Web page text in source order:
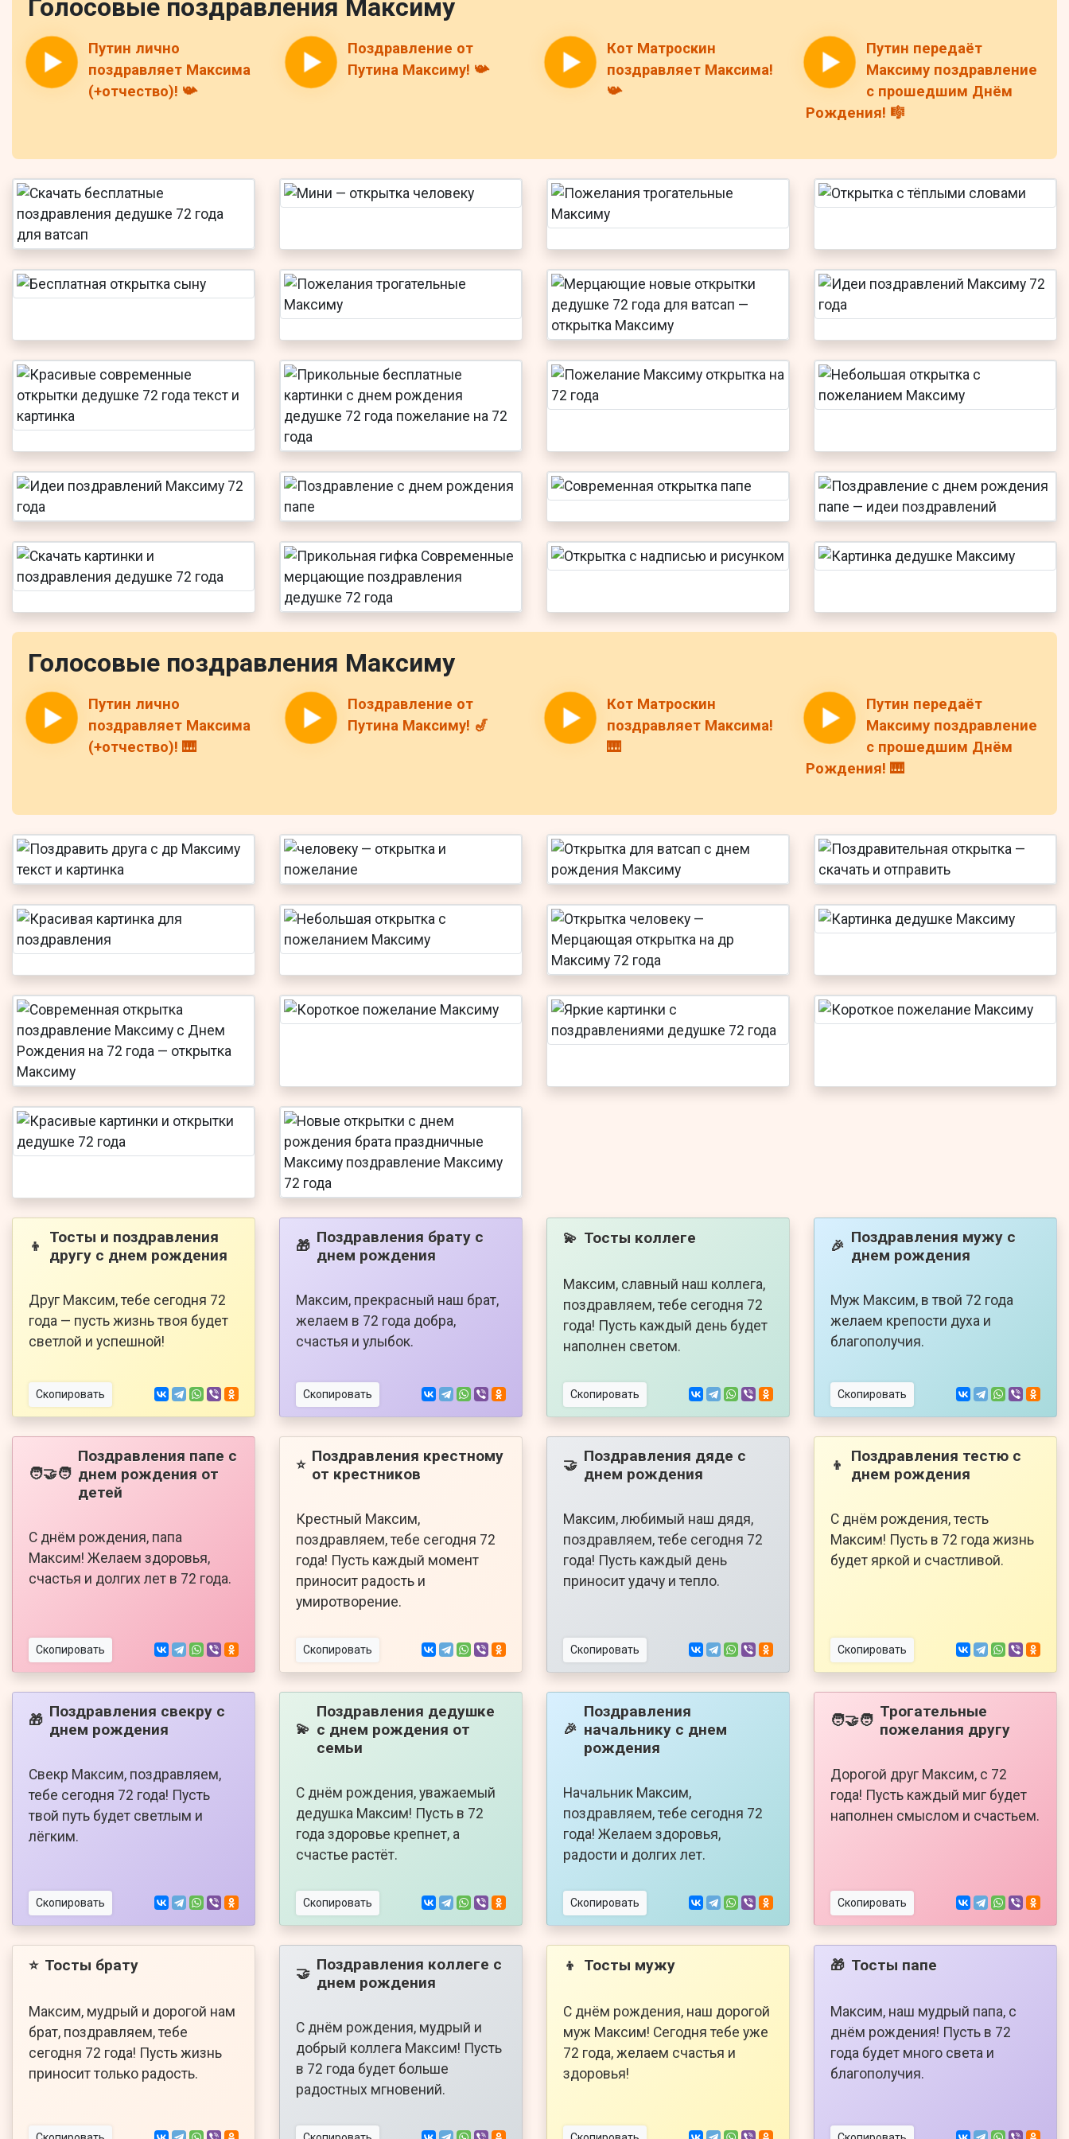
Голосовые поздравления Максиму
Путин лично
поздравляет Максима
(+отчество)! 📯
Поздравление от
Путина Максиму! 📯
Кот Матроскин
поздравляет Максима!
📯
Путин передаёт
Максиму поздравление
с прошедшим Днём
Рождения! 🎼
Голосовые поздравления Максиму
Путин лично
поздравляет Максима
(+отчество)! 🎹
Поздравление от
Путина Максиму! 🎷
Кот Матроскин
поздравляет Максима!
🎹
Путин передаёт
Максиму поздравление
с прошедшим Днём
Рождения! 🎹
👦
Тосты и поздравления
другу с днем рождения
Друг Максим, тебе сегодня 72
года — пусть жизнь твоя будет
светлой и успешной!
Скопировать
🎁 Поздравления брату с
днем рождения
Максим, прекрасный наш брат,
желаем в 72 года добра,
счастья и улыбок.
Скопировать
💫 Тосты коллеге
Максим, славный наш коллега,
поздравляем, тебе сегодня 72
года! Пусть каждый день будет
наполнен светом.
Скопировать
🎉 Поздравления мужу с
днем рождения
Муж Максим, в твой 72 года
желаем крепости духа и
благополучия.
Скопировать
🧑‍🤝‍🧑
Поздравления папе с
днем рождения от
детей
С днём рождения, папа
Максим! Желаем здоровья,
счастья и долгих лет в 72 года.
Скопировать
⭐ Поздравления крестному
от крестников
Крестный Максим,
поздравляем, тебе сегодня 72
года! Пусть каждый момент
приносит радость и
умиротворение.
Скопировать
🤝 Поздравления дяде с
днем рождения
Максим, любимый наш дядя,
поздравляем, тебе сегодня 72
года! Пусть каждый день
приносит удачу и тепло.
Скопировать
👦
Поздравления тестю с
днем рождения
С днём рождения, тесть
Максим! Пусть в 72 года жизнь
будет яркой и счастливой.
Скопировать
🎁 Поздравления свекру с
днем рождения
Свекр Максим, поздравляем,
тебе сегодня 72 года! Пусть
твой путь будет светлым и
лёгким.
Скопировать
💫
Поздравления дедушке
с днем рождения от
семьи
С днём рождения, уважаемый
дедушка Максим! Пусть в 72
года здоровье крепнет, а
счастье растёт.
Скопировать
🎉
Поздравления
начальнику с днем
рождения
Начальник Максим,
поздравляем, тебе сегодня 72
года! Желаем здоровья,
радости и долгих лет.
Скопировать
🧑‍🤝‍🧑 Трогательные
пожелания другу
Дорогой друг Максим, с 72
года! Пусть каждый миг будет
наполнен смыслом и счастьем.
Скопировать
⭐ Тосты брату
Максим, мудрый и дорогой нам
брат, поздравляем, тебе
сегодня 72 года! Пусть жизнь
приносит только радость.
🤝 Поздравления коллеге с
днем рождения
С днём рождения, мудрый и
добрый коллега Максим! Пусть
в 72 года будет больше
радостных мгновений.
👦 Тосты мужу
С днём рождения, наш дорогой
муж Максим! Сегодня тебе уже
72 года, желаем счастья и
здоровья!
🎁 Тосты папе
Максим, наш мудрый папа, с
днём рождения! Пусть в 72
года будет много света и
благополучия.